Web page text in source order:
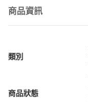
商品資訊
類別
商品狀態